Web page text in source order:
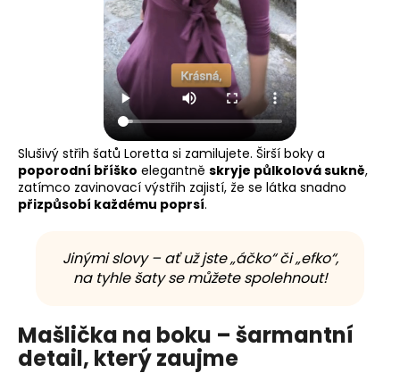
Slušivý střih šatů Loretta si zamilujete. Širší boky a
poporodní bříško elegantně skryje půlkolová sukně,
zatímco zavinovací výstřih zajistí, že se látka snadno
přizpůsobí každému poprsí.
Jinými slovy – ať už jste „áčko“ či „efko“,
na tyhle šaty se můžete spolehnout!
Mašlička na boku – šarmantní
detail, který zaujme